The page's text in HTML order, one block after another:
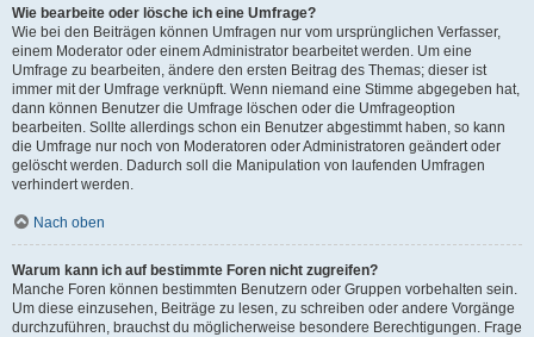
Wie bearbeite oder lösche ich eine Umfrage?
Wie bei den Beiträgen können Umfragen nur vom ursprünglichen Verfasser,
einem Moderator oder einem Administrator bearbeitet werden. Um eine
Umfrage zu bearbeiten, ändere den ersten Beitrag des Themas; dieser ist
immer mit der Umfrage verknüpft. Wenn niemand eine Stimme abgegeben hat,
dann können Benutzer die Umfrage löschen oder die Umfrageoption
bearbeiten. Sollte allerdings schon ein Benutzer abgestimmt haben, so kann
die Umfrage nur noch von Moderatoren oder Administratoren geändert oder
gelöscht werden. Dadurch soll die Manipulation von laufenden Umfragen
verhindert werden.
Nach oben
Warum kann ich auf bestimmte Foren nicht zugreifen?
Manche Foren können bestimmten Benutzern oder Gruppen vorbehalten sein.
Um diese einzusehen, Beiträge zu lesen, zu schreiben oder andere Vorgänge
durchzuführen, brauchst du möglicherweise besondere Berechtigungen. Frage